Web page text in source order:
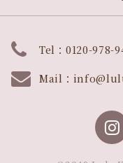
Tel：0120-978-
Mail：